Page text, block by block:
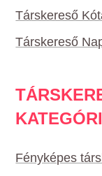
Társkereső
Társkereső
Fényképes